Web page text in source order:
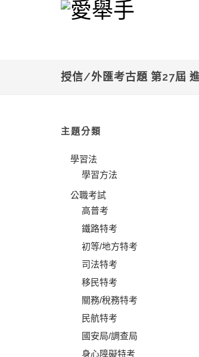
授信/外匯考古題 第27屆
主題分類
學習法
學習方法
公職考試
高普考
鐵路特考
初等/地方特考
司法特考
移民特考
關務/稅務特考
民航特考
國安局/調查局
身心障礙特考